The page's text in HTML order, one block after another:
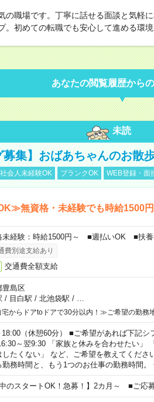
の職場です。丁寧に話せる面談と気軽
。初めての転職でも安心して進める環境
あなたの閲覧履歴から
未読
募集】おばあちゃんのお散
社会人未経験OK ブランクOK WEB登録・面
無資格・未経験でも時給1500円
未経験：時給1500円～ ■週払いOK ■扶
費別途支給あり
交通費全額支給
豊島区
/ 目白駅 / 北池袋駅 /
からドアtoドアで30分以内！≫ご希望の勤務地
18:00（休憩60分） ■ご希望があれば下記
～翌9:30 「家族と休みを合わせたい」
したくない」 など、ご希望を教えてくだ
勤務時間と、もう1つのお仕事の勤務時間
中のスタートOK！急募！】2カ月～ ■ご応